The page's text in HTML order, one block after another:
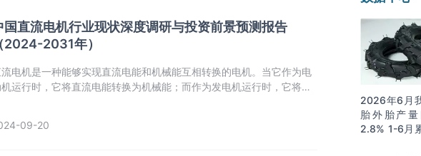
国直流电机行业现状深度调研与投资前景预测报告
2024-2031年）
电机‌是一种能够实现直流电能和机械能互相转换的电机。当它作为电
运行时，它将直流电能转换为机械能；而作为发电机运行时，它将机
09-20
2026年6月
胎外胎产
2.8% 1-6月